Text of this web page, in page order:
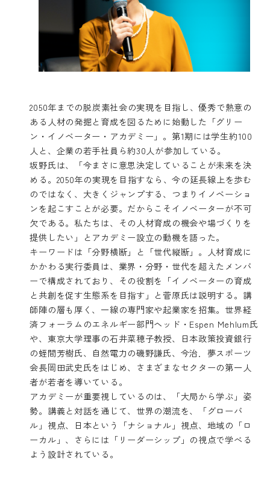
2050年までの脱炭素社会の実現を目指し、優秀で熱意の
ある人材の発掘と育成を図るために始動した「グリー
ン・イノベーター・アカデミー」。第1期には学生約100
人と、企業の若手社員ら約30人が参加している。
坂野氏は、「今まさに意思決定していることが未来を決
める。2050年の実現を目指すなら、今の延長線上を歩む
のではなく、大きくジャンプする、つまりイノベーショ
ンを起こすことが必要。だからこそイノベーターが不可
欠である。私たちは、その人材育成の機会や場づくりを
提供したい」とアカデミー設立の動機を語った。
キーワードは「分野横断」と「世代縦断」。人材育成に
かかわる実行委員は、業界・分野・世代を超えたメンバ
ーで構成されており、その役割を「イノベーターの育成
と共創を促す生態系を目指す」と菅原氏は説明する。講
師陣の層も厚く、一線の専門家や起業家を招集。世界経
済フォーラムのエネルギー部門ヘッド・Espen Mehlum氏
や、東京大学理事の石井菜穂子教授、日本政策投資銀行
の蛭間芳樹氏、自然電力の磯野謙氏、今治．夢スポーツ
会長岡田武史氏をはじめ、さまざまなセクターの第一人
者が若者を導いている。
アカデミーが重要視しているのは、「大局から学ぶ」姿
勢。講義と対話を通じて、世界の潮流を、「グローバ
ル」視点、日本という「ナショナル」視点、地域の「ロ
ーカル」、さらには「リーダーシップ」の視点で学べる
よう設計されている。